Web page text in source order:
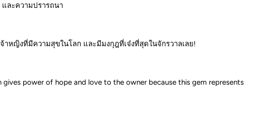
ละความปรารถนา
หญิงที่มีความสุขในโลก และมีมงกุฎที่เจ๋งที่สุดในจักรวาลเลย!
power of hope and love to the owner because this gem represents